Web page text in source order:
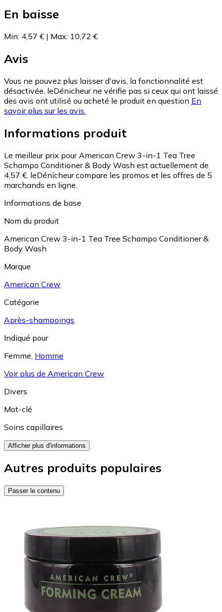
En baisse
Min: 4,57 € | Max: 10,72 €
Avis
Vous ne pouvez plus laisser d'avis, la fonctionnalité est
désactivée. leDénicheur ne vérifie pas si ceux qui ont laissé
des avis ont utilisé ou acheté le produit en question En
savoir plus sur les avis.
Informations produit
Le meilleur prix pour American Crew 3-in-1 Tea Tree
Schampo Conditioner & Body Wash est actuellement de
4,57 €. leDénicheur compare les promos et les offres de 5
marchands en ligne.
Informations de base
Nom du produit
American Crew 3-in-1 Tea Tree Schampo Conditioner &
Body Wash
Marque
American Crew
Catégorie
Après-shampoings
Indiqué pour
Femme Homme
Voir plus de American Crew
Divers
Mot-clé
Soins capillaires
Afficher plus d'informations
Autres produits populaires
Passer le contenu